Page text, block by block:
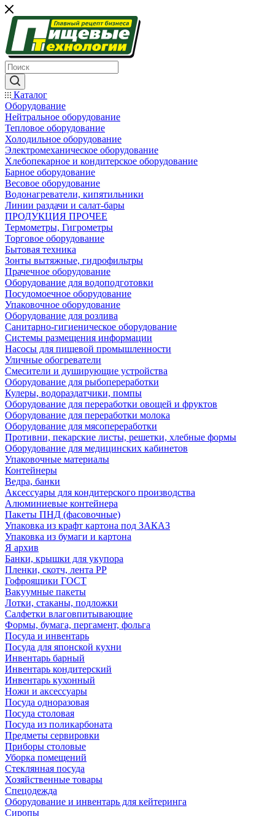
Каталог
Оборудование
Нейтральное оборудование
Тепловое оборудование
Холодильное оборудование
Электромеханическое оборудование
Хлебопекарное и кондитерское оборудование
Барное оборудование
Весовое оборудование
Водонагреватели, кипятильники
Линии раздачи и салат-бары
ПРОДУКЦИЯ ПРОЧЕЕ
Термометры, Гигрометры
Торговое оборудование
Бытовая техника
Зонты вытяжные, гидрофильтры
Прачечное оборудование
Оборудование для водоподготовки
Посудомоечное оборудование
Упаковочное оборудование
Оборудование для розлива
Санитарно-гигиеническое оборудование
Системы размещения информации
Насосы для пищевой промышленности
Уличные обогреватели
Смесители и душирующие устройства
Оборудование для рыбопереработки
Кулеры, водораздатчики, помпы
Оборудование для переработки овощей и фруктов
Оборудование для переработки молока
Оборудование для мясопереработки
Противни, пекарские листы, решетки, хлебные формы
Оборудование для медицинских кабинетов
Упаковочные материалы
Контейнеры
Ведра, банки
Аксессуары для кондитерского производства
Алюминиевые контейнера
Пакеты ПНД (фасовочные)
Упаковка из крафт картона под ЗАКАЗ
Упаковка из бумаги и картона
Я архив
Банки, крышки для укупора
Пленки, скотч, лента РР
Гофроящики ГОСТ
Вакуумные пакеты
Лотки, стаканы, подложки
Салфетки влаговпитывающие
Формы, бумага, пергамент, фольга
Посуда и инвентарь
Посуда для японской кухни
Инвентарь барный
Инвентарь кондитерский
Инвентарь кухонный
Ножи и аксессуары
Посуда одноразовая
Посуда столовая
Посуда из поликарбоната
Предметы сервировки
Приборы столовые
Уборка помещений
Стеклянная посуда
Хозяйственные товары
Спецодежда
Оборудование и инвентарь для кейтеринга
Сиропы